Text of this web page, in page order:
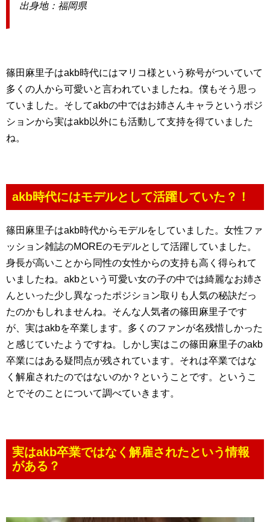
出身地：福岡県
篠田麻里子はakb時代にはマリコ様という称号がついていて
多くの人から可愛いと言われていましたね。僕もそう思っ
ていました。そしてakbの中ではお姉さんキャラというポジ
ションから実はakb以外にも活動して支持を得ていました
ね。
akb時代にはモデルとして活躍していた？！
篠田麻里子はakb時代からモデルをしていました。女性ファ
ッション雑誌のMOREのモデルとして活躍していました。
身長が高いことから同性の女性からの支持も高く得られて
いましたね。akbという可愛い女の子の中では綺麗なお姉さ
んといった少し異なったポジション取りも人気の秘訣だっ
たのかもしれませんね。そんな人気者の篠田麻里子です
が、実はakbを卒業します。多くのファンが名残惜しかった
と感じていたようですね。しかし実はこの篠田麻里子のakb
卒業にはある疑問点が残されています。それは卒業ではな
く解雇されたのではないのか？ということです。というこ
とでそのことについて調べていきます。
実はakb卒業ではなく解雇されたという情報
がある？